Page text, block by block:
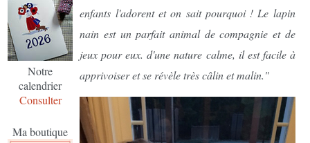
Notre
calendrier
Consulter
Ma boutique
enfants l'adorent et on sait pourquoi ! Le lapin
nain est un parfait animal de compagnie et de
jeux pour eux. d'une nature calme, il est facile à
apprivoiser et se révèle très câlin et malin."